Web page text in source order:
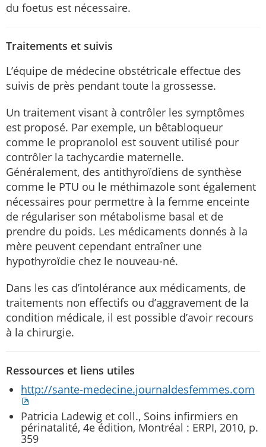
du foetus est nécessaire.
Traitements et suivis
L’équipe de médecine obstétricale effectue des
suivis de près pendant toute la grossesse.
Un traitement visant à contrôler les symptômes
est proposé. Par exemple, un bêtabloqueur
comme le propranolol est souvent utilisé pour
contrôler la tachycardie maternelle.
Généralement, des antithyroïdiens de synthèse
comme le PTU ou le méthimazole sont également
nécessaires pour permettre à la femme enceinte
de régulariser son métabolisme basal et de
prendre du poids. Les médicaments donnés à la
mère peuvent cependant entraîner une
hypothyroïdie chez le nouveau-né.
Dans les cas d’intolérance aux médicaments, de
traitements non effectifs ou d’aggravement de la
condition médicale, il est possible d’avoir recours
à la chirurgie.
Ressources et liens utiles
http://sante-medecine.journaldesfemmes.com
Patricia Ladewig et coll., Soins infirmiers en
périnatalité, 4e édition, Montréal : ERPI, 2010, p.
359